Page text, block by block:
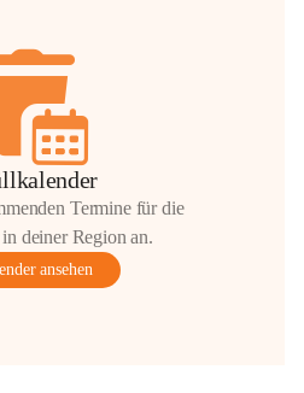
Termine für die
deiner Region an.
ansehen